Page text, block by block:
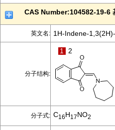
CAS Number:104582-19-6
英文名: 1H-Indene-
分子结构:
1 2
分子式: C16H17NO2